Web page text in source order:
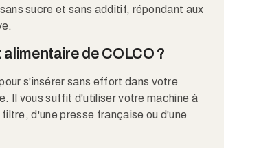
sucre et sans additif, répondant aux
de COLCO ?
s'insérer sans effort dans votre
Il vous suffit d'utiliser votre machine à
d'une presse française ou d'une